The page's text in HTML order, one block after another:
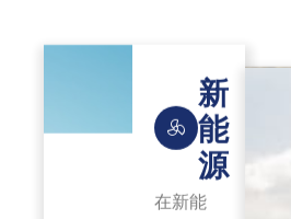
新
能
源
在新能